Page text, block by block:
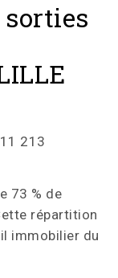
213
73 % de
répartition
immobilier du